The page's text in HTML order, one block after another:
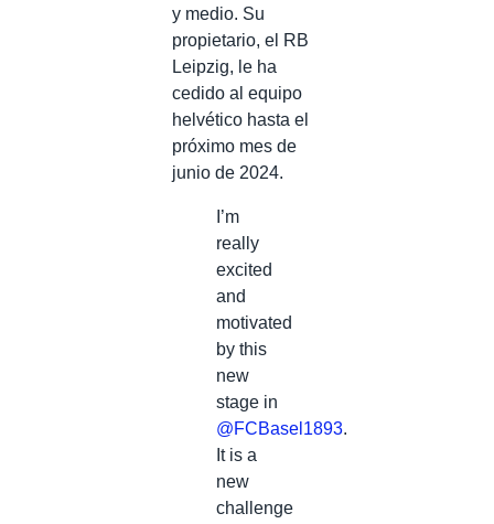
y medio. Su
propietario, el RB
Leipzig, le ha
cedido al equipo
helvético hasta el
próximo mes de
junio de 2024.
I’m
really
excited
and
motivated
by this
new
stage in
@FCBasel1893.
It is a
new
challenge